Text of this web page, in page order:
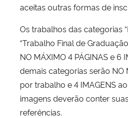
aceitas outras formas de
Os trabalhos das categorias
“Trabalho Final de
NO MÁXIMO 4 PÁGINAS e 6
demais categorias serão NO
por trabalho e 4 IMAGENS
imagens deverão conter
referências.